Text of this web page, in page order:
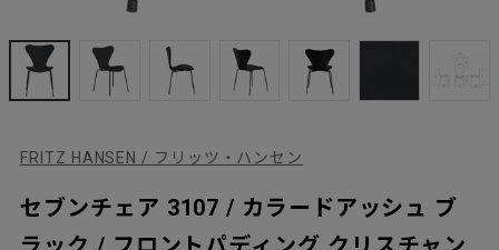
FRITZ HANSEN / フリッツ・ハンセン
セブンチェア 3107 / カラードアッシュ ブ